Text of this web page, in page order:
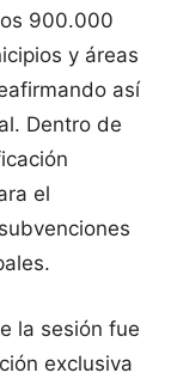
900.000
y áreas
así
Dentro de
el
la sesión fue
exclusiva